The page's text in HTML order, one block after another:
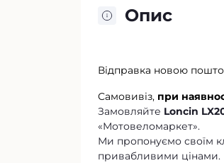
Опис
Відправка новою
Самовивіз, при
Замовляйте Loncin
«Мотовеломаркет».
Ми пропонуємо своїм
привабливими цінами.